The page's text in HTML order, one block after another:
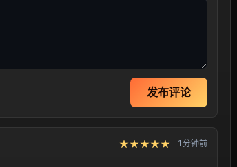
发布评论
★★★★★ 1分钟前